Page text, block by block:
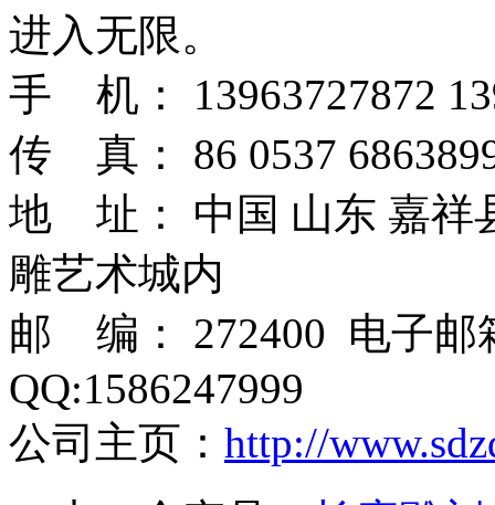
进入无限。
手 机： 13963727872
传 真： 86 0537
地 址： 中国 山东 嘉祥
雕艺术城内
邮 编： 272400 电子邮
QQ:1586247999
公司主页： http://